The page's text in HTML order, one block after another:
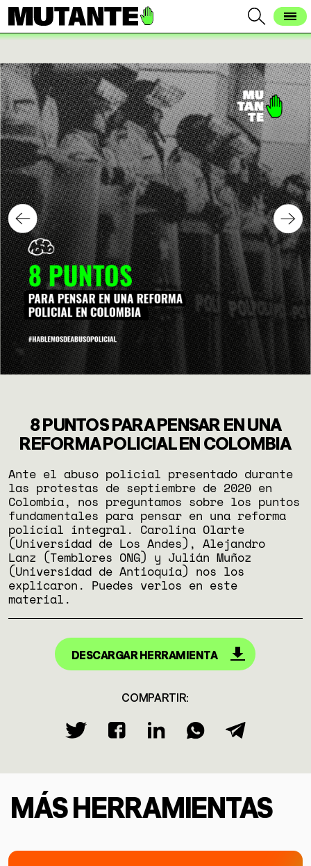
8 PUNTOS PARA PENSAR EN UNA
REFORMA POLICIAL EN COLOMBIA
Ante el abuso policial presentado durante
las protestas de septiembre de 2020 en
Colombia, nos preguntamos sobre los puntos
fundamentales para pensar en una reforma
policial integral. Carolina Olarte
(Universidad de Los Andes), Alejandro
Lanz (Temblores ONG) y Julián Muñoz
(Universidad de Antioquia) nos los
explicaron. Puedes verlos en este
material.
DESCARGAR HERRAMIENTA
COMPARTIR:
MÁS HERRAMIENTAS